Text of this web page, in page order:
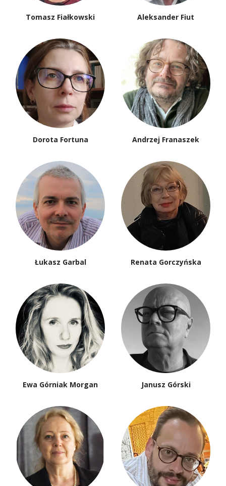
Tomasz Fiałkowski Aleksander Fiut
Dorota Fortuna Andrzej Franaszek
Łukasz Garbal Renata Gorczyńska
Ewa Górniak Morgan Janusz Górski